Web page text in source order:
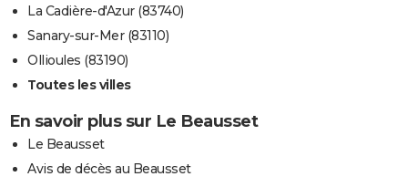
La Cadière-d'Azur (83740)
Sanary-sur-Mer (83110)
Ollioules (83190)
Toutes les villes
En savoir plus sur Le Beausset
Le Beausset
Avis de décès au Beausset